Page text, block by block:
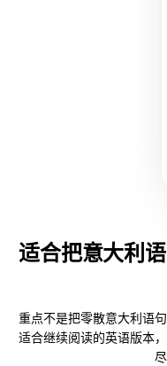
适合把意大利
重点不是把零散意大利语
适合继续阅读的英语版本